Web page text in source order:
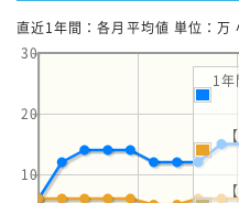
直近1年間：各月平均値 単位：万
10
20
30
1